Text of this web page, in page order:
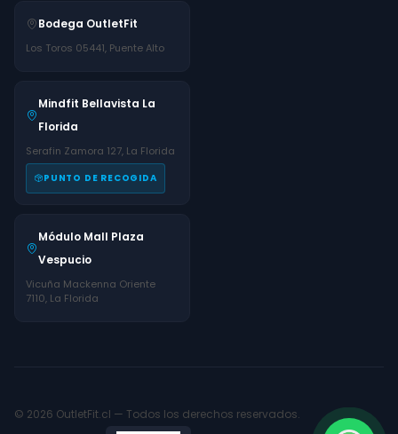
Bodega OutletFit
Los Toros 05441, Puente Alto
Mindfit Bellavista La
Florida
Serafin Zamora 127, La Florida
PUNTO DE RECOGIDA
Módulo Mall Plaza
Vespucio
Vicuña Mackenna Oriente
7110, La Florida
© 2026 OutletFit.cl — Todos los derechos reservados.